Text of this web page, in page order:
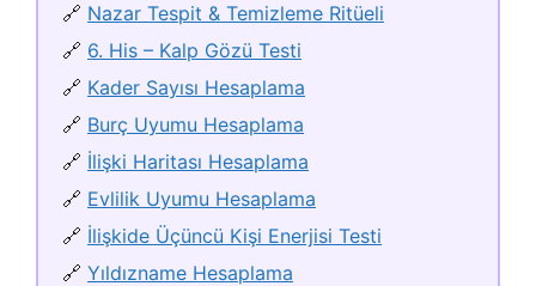
🔗 Nazar Tespit & Temizleme Ritüeli
🔗 6. His – Kalp Gözü Testi
🔗 Kader Sayısı Hesaplama
🔗 Burç Uyumu Hesaplama
🔗 İlişki Haritası Hesaplama
🔗 Evlilik Uyumu Hesaplama
🔗 İlişkide Üçüncü Kişi Enerjisi Testi
🔗 Yıldızname Hesaplama